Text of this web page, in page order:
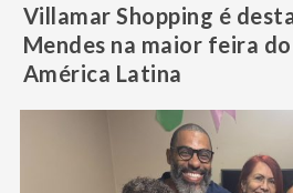
Villamar Shopping é
Mendes na maior feira
América Latina